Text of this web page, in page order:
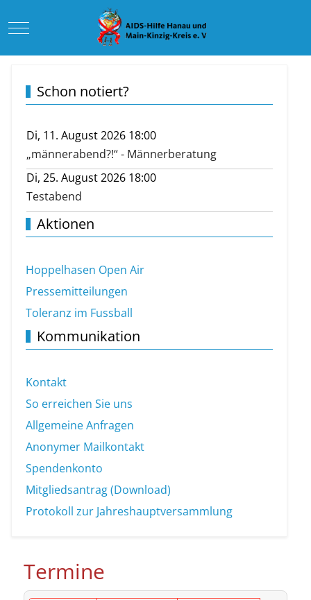
Mobile Menu Toggle
Schon notiert?
Di, 11. August 2026 18:00
„männerabend?!“ - Männerberatung
Di, 25. August 2026 18:00
Testabend
Aktionen
Hoppelhasen Open Air
Pressemitteilungen
Toleranz im Fussball
Kommunikation
Kontakt
So erreichen Sie uns
Allgemeine Anfragen
Anonymer Mailkontakt
Spendenkonto
Mitgliedsantrag (Download)
Protokoll zur Jahreshauptversammlung
Termine